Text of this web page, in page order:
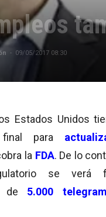
- 09/05/2017 08:30
Estados Unidos
para
la FDA. De lo
se verá
de 5.000